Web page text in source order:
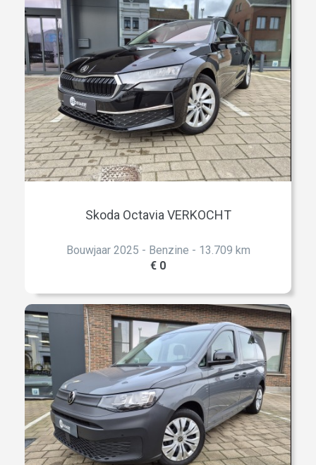
Skoda Octavia VERKOCHT
Bouwjaar 2025 - Benzine - 13.709 km
€ 0